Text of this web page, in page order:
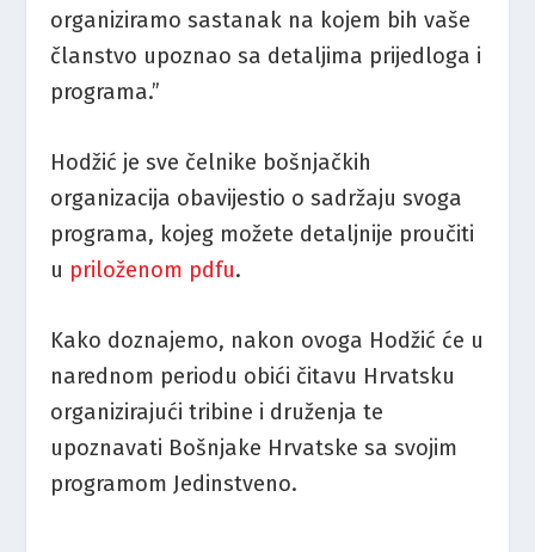
organiziramo sastanak na kojem bih vaše
članstvo upoznao sa detaljima prijedloga i
programa.”
Hodžić je sve čelnike bošnjačkih
organizacija obavijestio o sadržaju svoga
programa, kojeg možete detaljnije proučiti
u priloženom pdfu.
Kako doznajemo, nakon ovoga Hodžić će u
narednom periodu obići čitavu Hrvatsku
organizirajući tribine i druženja te
upoznavati Bošnjake Hrvatske sa svojim
programom Jedinstveno.